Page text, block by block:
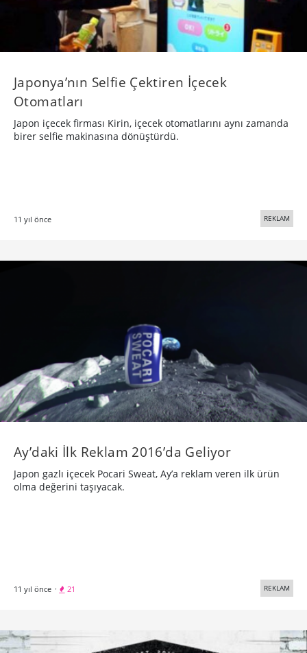
​Japonya’nın Selfie Çektiren İçecek
Otomatları
Japon içecek firması Kirin, içecek otomatlarını aynı zamanda
birer selfie makinasına dönüştürdü.
11 yıl önce REKLAM
Ay’daki İlk Reklam 2016’da Geliyor
Japon gazlı içecek Pocari Sweat, Ay’a reklam veren ilk ürün
olma değerini taşıyacak.
11 yıl önce · 21 REKLAM